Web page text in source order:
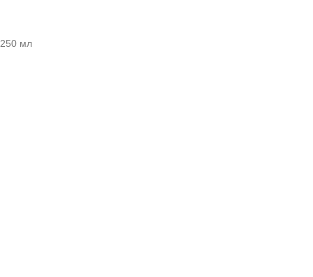
250 мл